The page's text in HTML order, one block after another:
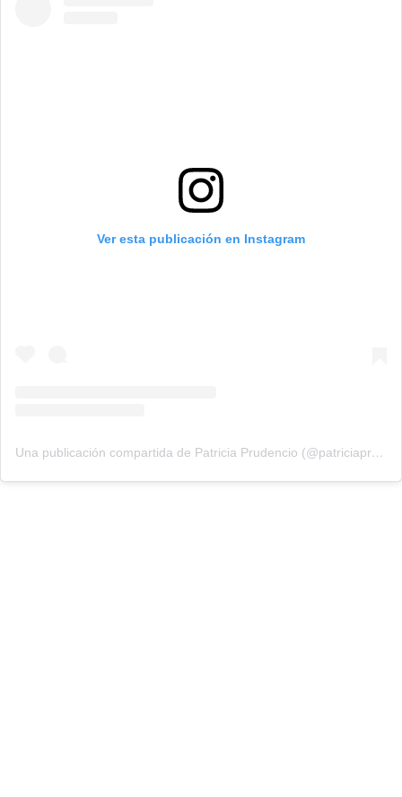
Ver esta publicación en Instagram
Una publicación compartida de Patricia Prudencio (@patriciaprudencio98)